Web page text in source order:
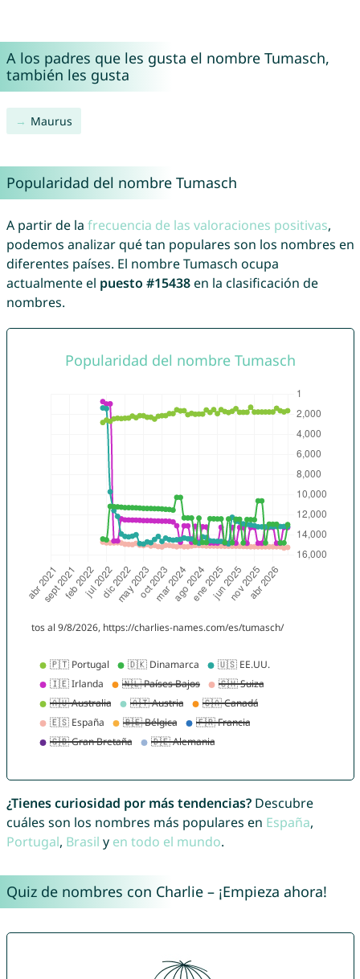
A los padres que les gusta el nombre Tumasch,
también les gusta
Maurus
Popularidad del nombre Tumasch
A partir de la frecuencia de las valoraciones positivas,
podemos analizar qué tan populares son los nombres en
diferentes países. El nombre Tumasch ocupa
actualmente el puesto #15438en la clasificación de
nombres.
¿Tienes curiosidad por más tendencias?Descubre
cuáles son los nombres más populares en España,
Portugal, Brasil y en todo el mundo.
Quiz de nombres con Charlie – ¡Empieza ahora!